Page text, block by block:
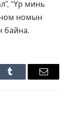
“Үр минь
ном номын
байна.
Tumblr Имэйл